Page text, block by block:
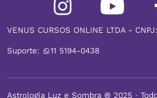
VENUS CURSOS ONLINE LTDA -
Suporte: 11 5194-0438
Astrologia Luz e Sombra ® 2025 ∙